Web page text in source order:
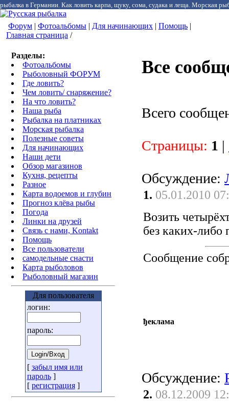
рыбалка в Германии. Как ловить карпа, щуку, сома, судака и леща. Морская
Форум | Фотоальбомы | Для начинающих | Помощь |
Главная страница /
Разделы:
Фотоальбомы
Рыболовный ФОРУМ
Где ловить?
Чем ловить/ снаряжение?
На что ловить?
Наша рыба
Рыбалка на платниках
Морская рыбалка
Полезные советы
Для начинающих
Наши дети
Обзор магазинов
Кухня, рецепты
Разное
Карта водоемов и глубин
Прогноз клёва рыбы
Погода
Линки на друзей
Связь с нами, Kontakt
Помощь
Все пользователи
самодельные снасти
Карта рыболовов
Рыболовный магазин
Для пользователя
логин:
пароль:
[ забыл имя или
пароль]
[ регистрация]
Все
Всего
Страницы: 1 |
Обсуждение:
1. 05.01.2010
Возить
без каких-либо
Сообщение
ђеклама
Обсуждение:
2. 08.12.2009